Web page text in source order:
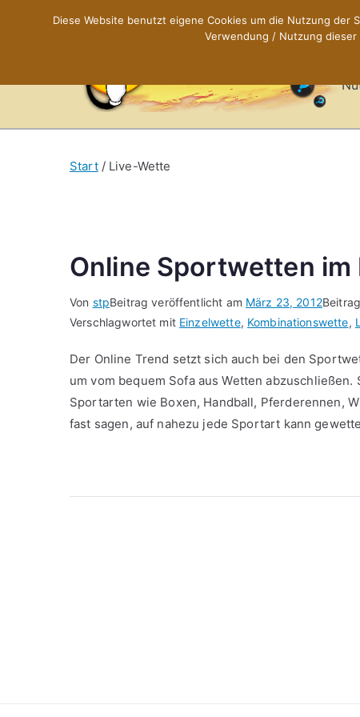
Start Live-Wette
Online Sportwetten
Von stpBeitrag veröffentlicht am März 23, 2012
Verschlagwortet mit Einzelwette, Kombinationswette,
Der Online Trend setzt sich auch bei den
um vom bequem Sofa aus Wetten
Sportarten wie Boxen, Handball, Pferderennen,
fast sagen, auf nahezu jede Sportart kann
Diese Website benutzt eigene Cookies um die Nutzung der
Verwendung / Nutzung